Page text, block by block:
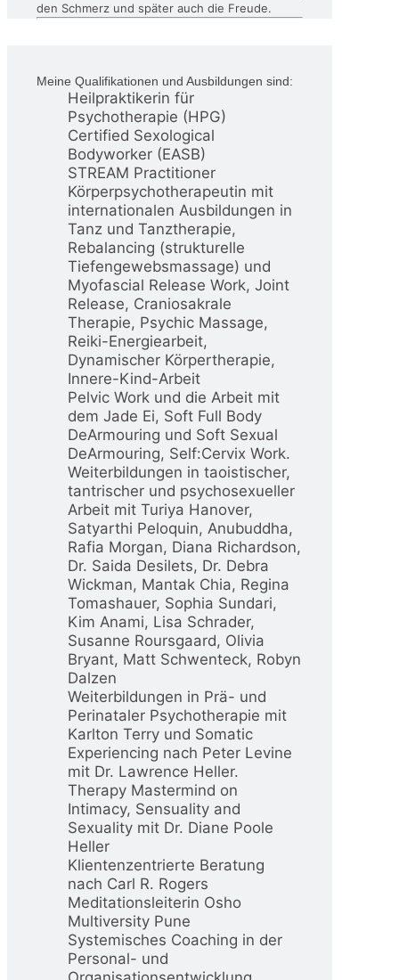
den Schmerz und später auch die Freude.
Meine Qualifikationen und Ausbildungen sind:
Heilpraktikerin für
Psychotherapie (HPG)
Certified Sexological
Bodyworker (EASB)
STREAM Practitioner
Körperpsychotherapeutin mit
internationalen Ausbildungen in
Tanz und Tanztherapie,
Rebalancing (strukturelle
Tiefengewebsmassage) und
Myofascial Release Work, Joint
Release, Craniosakrale
Therapie, Psychic Massage,
Reiki-Energiearbeit,
Dynamischer Körpertherapie,
Innere-Kind-Arbeit
Pelvic Work und die Arbeit mit
dem Jade Ei, Soft Full Body
DeArmouring und Soft Sexual
DeArmouring, Self:Cervix Work.
Weiterbildungen in taoistischer,
tantrischer und psychosexueller
Arbeit mit Turiya Hanover,
Satyarthi Peloquin, Anubuddha,
Rafia Morgan, Diana Richardson,
Dr. Saida Desilets, Dr. Debra
Wickman, Mantak Chia, Regina
Tomashauer, Sophia Sundari,
Kim Anami, Lisa Schrader,
Susanne Roursgaard, Olivia
Bryant, Matt Schwenteck, Robyn
Dalzen
Weiterbildungen in Prä- und
Perinataler Psychotherapie mit
Karlton Terry und Somatic
Experiencing nach Peter Levine
mit Dr. Lawrence Heller.
Therapy Mastermind on
Intimacy, Sensuality and
Sexuality mit Dr. Diane Poole
Heller
Klientenzentrierte Beratung
nach Carl R. Rogers
Meditationsleiterin Osho
Multiversity Pune
Systemisches Coaching in der
Personal- und